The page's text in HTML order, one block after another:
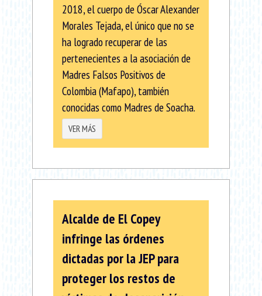
2018, el cuerpo de Óscar Alexander
Morales Tejada, el único que no se
ha logrado recuperar de las
pertenecientes a la asociación de
Madres Falsos Positivos de
Colombia (Mafapo), también
conocidas como Madres de Soacha.
VER MÁS
Alcalde de El Copey
infringe las órdenes
dictadas por la JEP para
proteger los restos de